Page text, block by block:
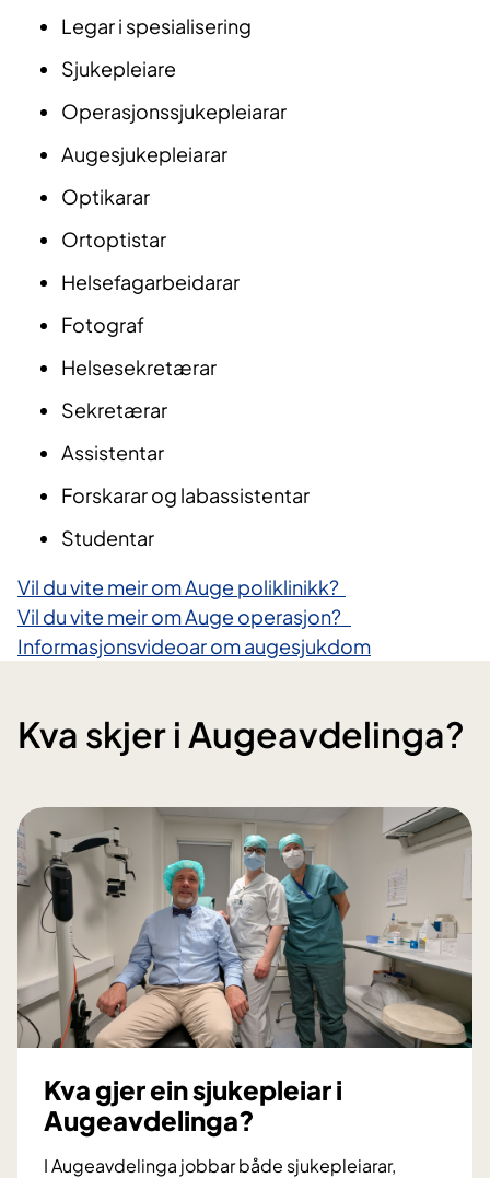
Legar i spesialisering
Sjukepleiare
Operasjonssjukepleiarar
Augesjukepleiarar
Optikarar
Ortoptistar
Helsefagarbeidarar
Fotograf
Helsesekretærar
Sekretærar
Assistentar
Forskarar og labassistentar
Studentar
Vil du vite meir om Auge poliklinikk?
Vil du vite meir om Auge operasjon?
Informasjonsvideoar om augesjukdom
Kva skjer i Augeavdelinga?
Kva gjer ein sjukepleiar i
Augeavdelinga?
I Augeavdelinga jobbar både sjukepleiarar,